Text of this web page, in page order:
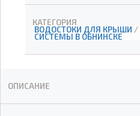
КАТЕГОРИЯ
ВОДОСТОКИ ДЛЯ КРЫШИ /
СИСТЕМЫ В ОБНИНСКЕ
ОПИСАНИЕ